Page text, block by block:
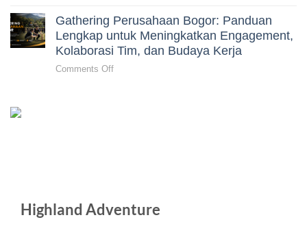
Meningkatkan
Dampak
Acara
yang
Lebih
Efektif
dan
Rafting
Bogor
Highland
Gathering Perusahaan Bogor: Panduan
Lengkap untuk Meningkatkan Engagement,
Kolaborasi Tim, dan Budaya Kerja
Comments Offon
Tim,
dan
Highland Adventure